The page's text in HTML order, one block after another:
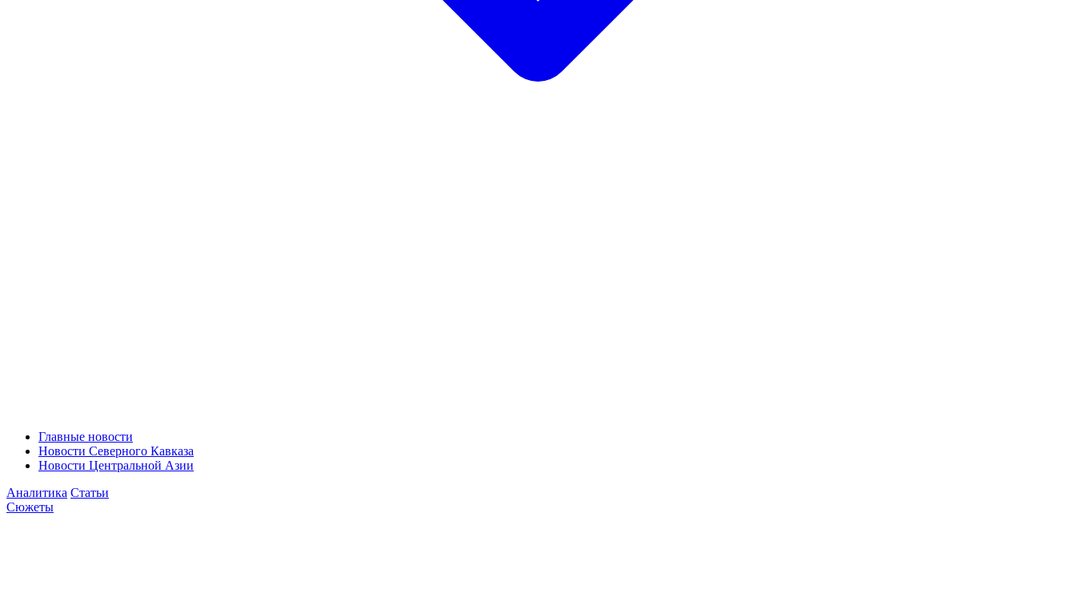
Главные новости
Новости Северного Кавказа
Новости Центральной Азии
Аналитика Статьи
Сюжеты